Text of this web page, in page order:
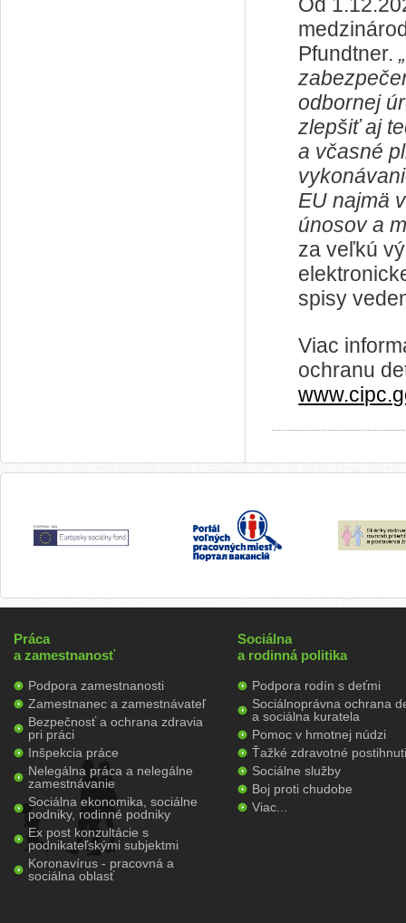
Pfundtner.
odbornej
zlepšiť aj
a včasné
EU najmä
únosov a
za veľkú
spisy
Viac
ochranu
Práca
a zamestnanosť
Podpora zamestnanosti
Zamestnanec a zamestnávateľ
Bezpečnosť a ochrana zdravia
pri práci
Inšpekcia práce
Nelegálna práca a nelegálne
zamestnávanie
Sociálna ekonomika, sociálne
podniky, rodinné podniky
Ex post konzultácie s
podnikateľskými subjektmi
Koronavírus - pracovná a
sociálna oblasť
Sociálna
a rodinná politika
Podpora rodín s deťmi
Sociálnoprávna ochrana
a sociálna kuratela
Pomoc v hmotnej núdzi
Ťažké zdravotné
Sociálne služby
Boj proti chudobe
Viac...